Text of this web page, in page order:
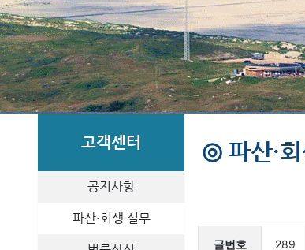
고객센터
공지사항
파산·회생 실무
◎ 파산·
글번호 289